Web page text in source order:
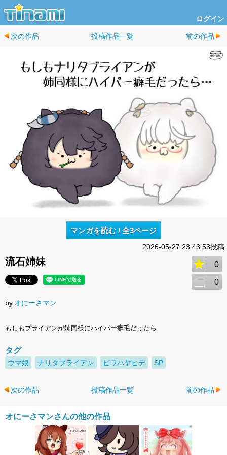
ログイン
次の作品 投稿作品一覧 前の作品
マンガを読む / 全3ページ
2026-05-27 23:43:53投稿
流石姉妹 0
0
by. オにーさマン
もしもブライアンが姉同様にハイパー癖毛だったら
タグ
ウマ娘 ナリタブライアン ビワハヤヒデ SP
次の作品 投稿作品一覧 前の作品
オにーさマンさんの他の作品